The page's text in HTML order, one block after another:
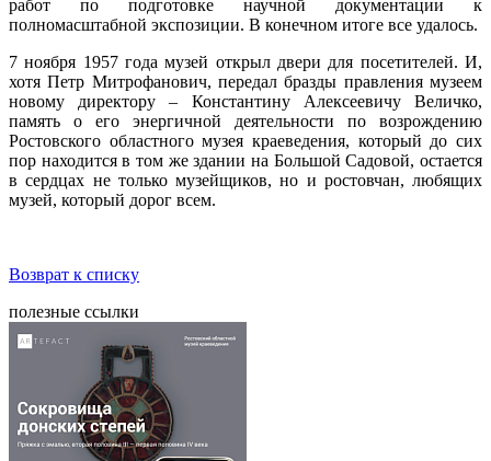
работ по подготовке научной документации к
полномасштабной экспозиции. В конечном итоге все удалось.
7 ноября 1957 года музей открыл двери для посетителей. И,
хотя Петр Митрофанович, передал бразды правления музеем
новому директору – Константину Алексеевичу Величко,
память о его энергичной деятельности по возрождению
Ростовского областного музея краеведения, который до сих
пор находится в том же здании на Большой Садовой, остается
в сердцах не только музейщиков, но и ростовчан, любящих
музей, который дорог всем.
Возврат к списку
полезные ссылки